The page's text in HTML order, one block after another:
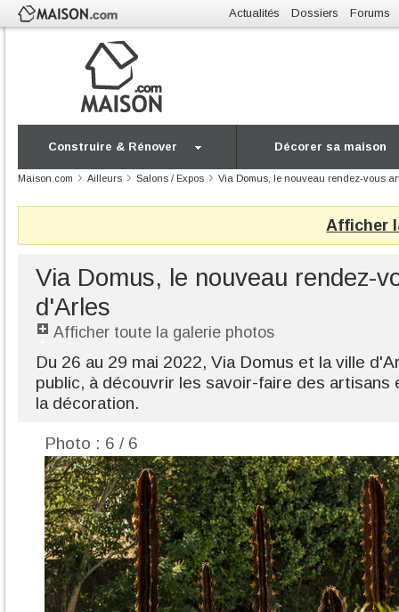
Actualités Dossiers Forums
Construire & Rénover Décorer sa maison
Maison.com Ailleurs Salons / Expos Via Domus, le nouveau rendez-vous
Afficher
Via Domus, le nouveau rendez-
d'Arles
Afficher toute la galerie photos
Du 26 au 29 mai 2022, Via Domus et la ville
public, à découvrir les savoir-faire des
la décoration.
Photo : 6 / 6